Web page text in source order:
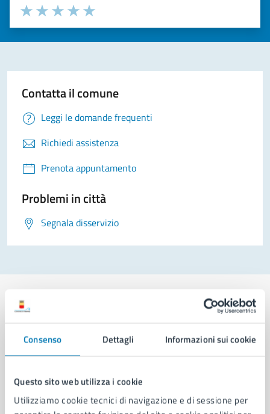
Consenso Dettagli Informazioni sui cookie
Questo sito web utilizza i cookie
Utilizziamo cookie tecnici di navigazione e di sessione per
Valuta la chiarezza delle informazioni (da 1 a 5 stelle)
Seleziona il numero di stelle per valutare la chiarezza delle
Valuta 5 stelle su 5
Valuta 4 stelle su 5
Valuta 3 stelle su 5
Valuta 2 stelle su 5
Valuta 1 stelle su 5
Contatta il comune
Leggi le domande frequenti
Richiedi assistenza
Prenota appuntamento
Problemi in città
Segnala disservizio
Comune di Napoli
AMMINISTRAZIONE
Aree amministrative
Organi di governo